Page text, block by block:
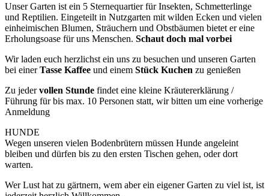
Unser Garten ist ein 5 Sternequartier für Insekten, Schmetterlinge
und Reptilien. Eingeteilt in Nutzgarten mit wilden Ecken und vielen
einheimischen Blumen, Sträuchern und Obstbäumen bietet er eine
Erholungsoase für uns Menschen. Schaut doch mal vorbei
Wir laden euch herzlichst ein uns zu besuchen und unseren Garten
bei einerTasse Kaffee und einem Stück Kuchen zu genießen
Zu jedervollen Stunde findet eine kleine Kräutererklärung /
Führung für bis max. 10 Personen statt, wir bitten um eine vorherige
Anmeldung
HUNDE
Wegen unseren vielen Bodenbrütern müssen Hunde angeleint
bleiben und dürfen bis zu den ersten Tischen gehen, oder dort
warten.
Wer Lust hat zu gärtnern, wem aber ein eigener Garten zu viel ist, ist